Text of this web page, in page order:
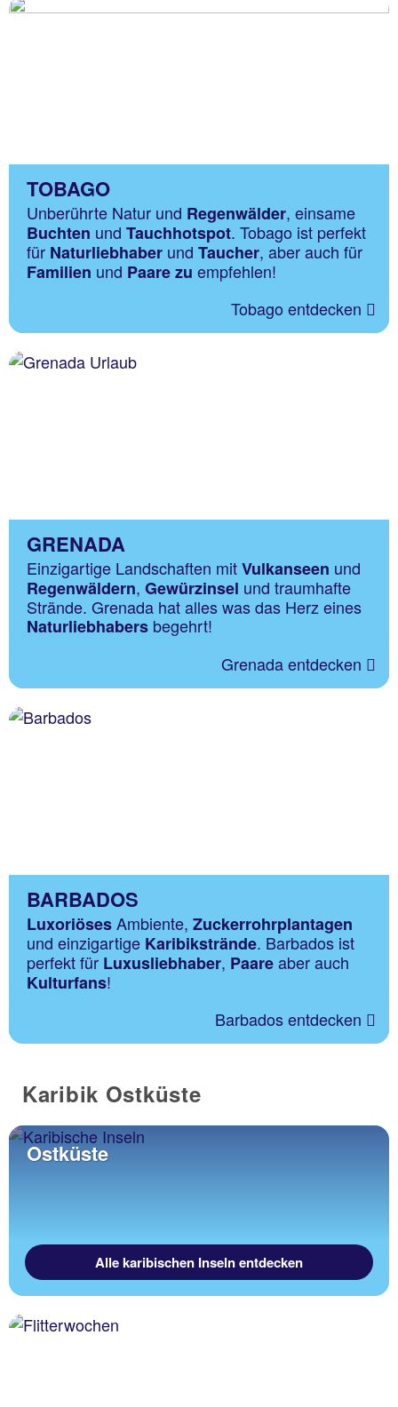
TOBAGO
Unberührte Natur und Regenwälder, einsame
Buchten und Tauchhotspot. Tobago ist perfekt
für Naturliebhaber und Taucher, aber auch für
Familien und Paare zu empfehlen!
Tobago entdecken
GRENADA
Einzigartige Landschaften mitVulkanseen und
Regenwäldern, Gewürzinsel und traumhafte
Strände. Grenada hat alles was das Herz eines
Naturliebhabers begehrt!
Grenada entdecken
BARBADOS
LuxoriösesAmbiente, Zuckerrohrplantagen
und einzigartige Karibikstrände. Barbados ist
perfekt für Luxusliebhaber, Paareaber auch
Kulturfans!
Barbados entdecken
Karibik Ostküste
Ostküste
Alle karibischen Inseln entdecken